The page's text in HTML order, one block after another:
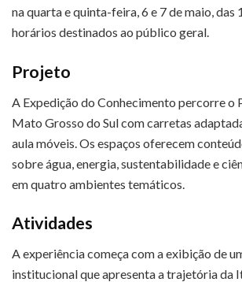
na quarta e quinta-feira, 6 e 7 de maio, das
horários destinados ao público geral.
Projeto
A Expedição do Conhecimento percorre o
Mato Grosso do Sul com carretas
aula móveis. Os espaços oferecem
sobre água, energia, sustentabilidade e
em quatro ambientes temáticos.
Atividades
A experiência começa com a exibição de
institucional que apresenta a trajetória da